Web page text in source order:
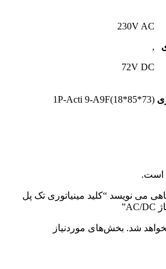
230V AC
,
72V DC
1P-Acti 9-A9F(18*85*73)
است.
می نویسد “کلید مینیاتوری تک پل
شد. بخش‌های موردنیاز